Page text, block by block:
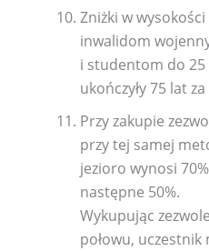
Zniżki w wysokości
inwalidom
i studentom do
ukończyły 75 lat
Przy zakupie
przy tej samej
jezioro wynosi
następne 50%.
Wykupując
połowu,